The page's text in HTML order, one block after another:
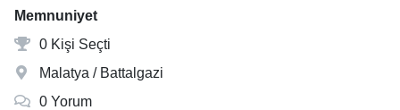
Memnuniyet
0 Kişi Seçti
Malatya / Battalgazi
0 Yorum